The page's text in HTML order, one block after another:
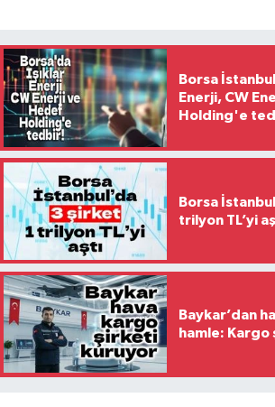
Borsa
Enerji, CW
Holding'e
Borsa İstanbul’da 3
trilyon TL’yi
Baykar’dan
hamle: